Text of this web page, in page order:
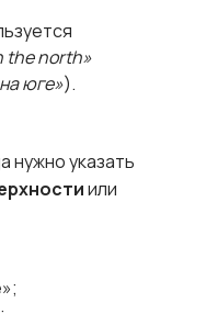
the north»
юге»).
нужно указать
или